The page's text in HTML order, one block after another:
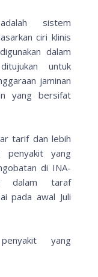
sistem
ciri klinis
dalam
untuk
jaminan
yang bersifat
tarif dan lebih
penyakit yang
di INA-
dalam taraf
pada awal Juli
yang